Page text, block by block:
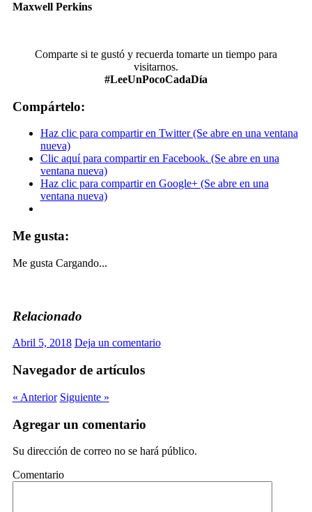
Maxwell Perkins
Comparte si te gustó y recuerda tomarte un tiempo para
visitarnos.
#LeeUnPocoCadaDía
Compártelo:
Haz clic para compartir en Twitter (Se abre en una ventana
nueva)
Clic aquí para compartir en Facebook. (Se abre en una
ventana nueva)
Haz clic para compartir en Google+ (Se abre en una
ventana nueva)
Me gusta:
Me gusta Cargando...
Relacionado
Abril 5, 2018 Deja un comentario
Navegador de artículos
« Anterior Siguiente »
Agregar un comentario
Su dirección de correo no se hará público.
Comentario